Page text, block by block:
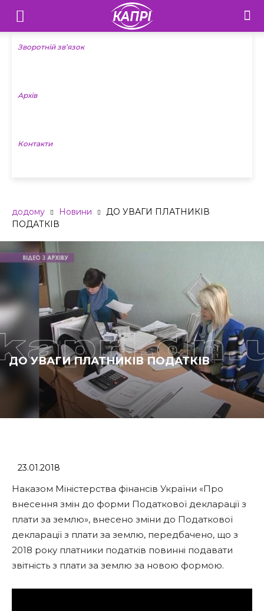
Телебачення
«Капрі»
Новини
Зворотній зв’язок
Архів
Контакти
додому Новини
ДО УВАГИ ПЛАТНИКІВ
ПОДАТКІВ
ДО УВАГИ ПЛАТНИКІВ ПОДАТКІВ
23.01.2018
Наказом Міністерства фінансів України «Про
внесення змін до форми Податкової декларації з
плати за землю», внесено зміни до Податкової
декларації з плати за землю, передбачено, що з
2018 року платники податків повинні подавати
звітність з плати за землю за новою формою.